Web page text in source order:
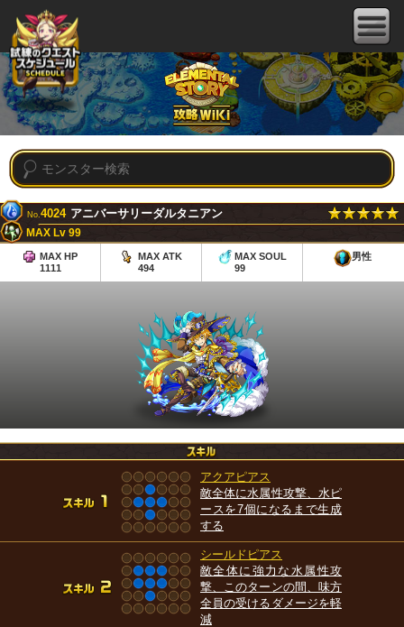
No.4024 アニバーサリーダルタニアン
MAX Lv 99
MAX HP
1111
MAX ATK
494
MAX SOUL
99
男性
アクアピアス
敵全体に水属性攻撃、水ピ
ースを7個になるまで生成
する
シールドピアス
敵全体に強力な水属性攻
撃、このターンの間、味方
全員の受けるダメージを軽
減